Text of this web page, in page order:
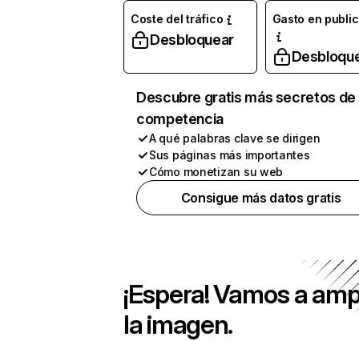
Coste del tráfico
Desbloquear
Gasto en
Descubre gratis más secretos de
competencia
A qué palabras clave se dirigen
Sus páginas más importantes
Cómo monetizan su web
Consigue más datos gratis
¡Espera! Vamos a
la imagen.